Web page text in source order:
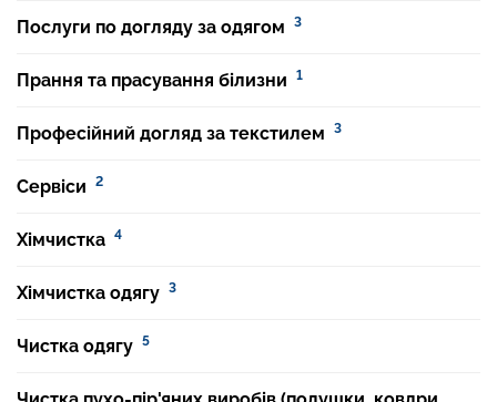
Послуги по догляду за одягом 3
Прання та прасування білизни 1
Професійний догляд за текстилем 3
Сервіси 2
Хімчистка 4
Хімчистка одягу 3
Чистка одягу 5